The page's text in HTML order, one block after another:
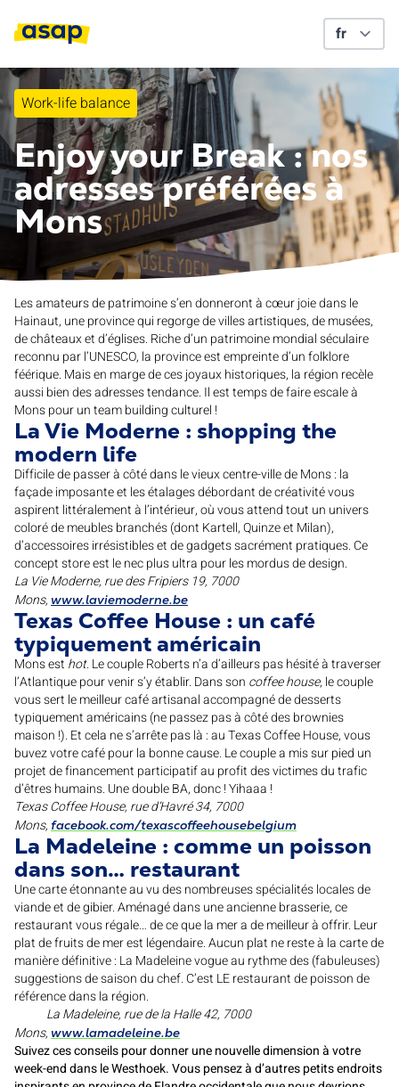
Work-life balance
Enjoy your Break : nos
adresses préférées à
Mons
Les amateurs de patrimoine s’en donneront à cœur joie dans le
Hainaut, une province qui regorge de villes artistiques, de musées,
de châteaux et d’églises. Riche d’un patrimoine mondial séculaire
reconnu par l’UNESCO, la province est empreinte d’un folklore
féérique. Mais en marge de ces joyaux historiques, la région recèle
aussi bien des adresses tendance. Il est temps de faire escale à
Mons pour un team building culturel !
La Vie Moderne : shopping the
modern life
Difficile de passer à côté dans le vieux centre-ville de Mons : la
façade imposante et les étalages débordant de créativité vous
aspirent littéralement à l’intérieur, où vous attend tout un univers
coloré de meubles branchés (dont Kartell, Quinze et Milan),
d’accessoires irrésistibles et de gadgets sacrément pratiques. Ce
concept store est le nec plus ultra pour les mordus de design.
La Vie Moderne, rue des Fripiers 19, 7000
Mons, www.laviemoderne.be
Texas Coffee House : un café
typiquement américain
Mons est hot. Le couple Roberts n’a d’ailleurs pas hésité à traverser
l’Atlantique pour venir s’y établir. Dans son coffee house, le couple
vous sert le meilleur café artisanal accompagné de desserts
typiquement américains (ne passez pas à côté des brownies
maison !). Et cela ne s’arrête pas là : au Texas Coffee House, vous
buvez votre café pour la bonne cause. Le couple a mis sur pied un
projet de financement participatif au profit des victimes du trafic
d’êtres humains. Une double BA, donc ! Yihaaa !
Texas Coffee House, rue d’Havré 34, 7000
Mons, facebook.com/texascoffeehousebelgium
La Madeleine : comme un poisson
dans son… restaurant
Une carte étonnante au vu des nombreuses spécialités locales de
viande et de gibier. Aménagé dans une ancienne brasserie, ce
restaurant vous régale… de ce que la mer a de meilleur à offrir. Leur
plat de fruits de mer est légendaire. Aucun plat ne reste à la carte de
manière définitive : La Madeleine vogue au rythme des (fabuleuses)
suggestions de saison du chef. C’est LE restaurant de poisson de
référence dans la région.
La Madeleine, rue de la Halle 42, 7000
Mons, www.lamadeleine.be
Suivez ces conseils pour donner une nouvelle dimension à votre
week-end dans le Westhoek. Vous pensez à d’autres petits endroits